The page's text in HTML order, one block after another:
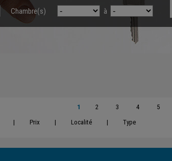
Chambre(s) à
1 2 3 4
5
| Prix | Localité | Type